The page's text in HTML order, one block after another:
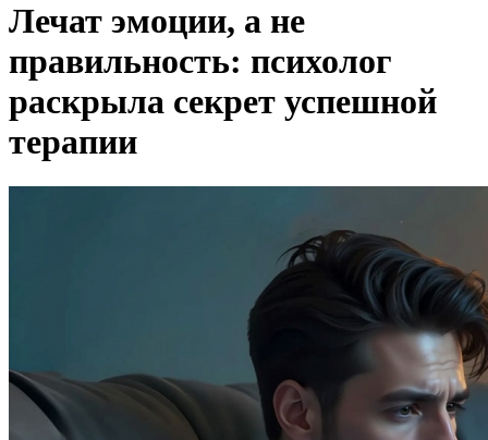
Лечат эмоции, а не
правильность: психолог
раскрыла секрет успешной
терапии